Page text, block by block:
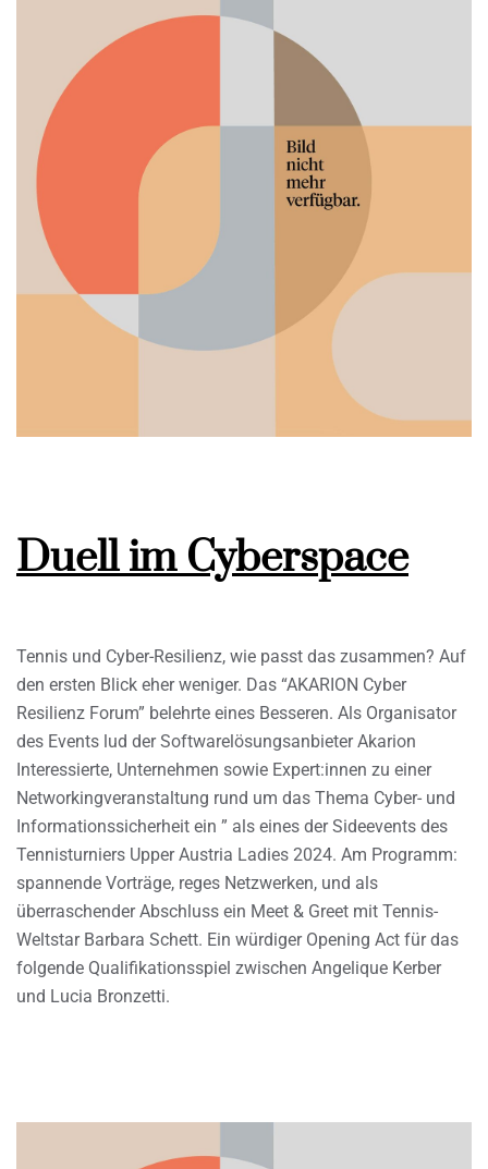
Duell im Cyberspace
Tennis und Cyber-Resilienz, wie passt das zusammen? Auf
den ersten Blick eher weniger. Das “AKARION Cyber
Resilienz Forum” belehrte eines Besseren. Als Organisator
des Events lud der Softwarelösungsanbieter Akarion
Interessierte, Unternehmen sowie Expert:innen zu einer
Networkingveranstaltung rund um das Thema Cyber- und
Informationssicherheit ein ” als eines der Sideevents des
Tennisturniers Upper Austria Ladies 2024. Am Programm:
spannende Vorträge, reges Netzwerken, und als
überraschender Abschluss ein Meet & Greet mit Tennis-
Weltstar Barbara Schett. Ein würdiger Opening Act für das
folgende Qualifikationsspiel zwischen Angelique Kerber
und Lucia Bronzetti.